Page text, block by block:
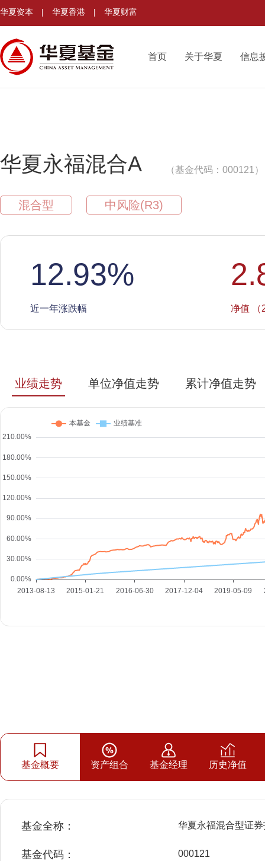
华夏资本 | 华夏香港 | 华夏财富
首页 关于华夏 信息
华夏永福混合A （基金代码：000121）
混合型 中风险(R3)
12.93%
近一年涨跌幅 净值 （
业绩走势 单位净值走势 累计净值走势
基金概要 资产组合 基金经理 历史净值
基金全称： 华夏永福混合型证
基金代码： 000121